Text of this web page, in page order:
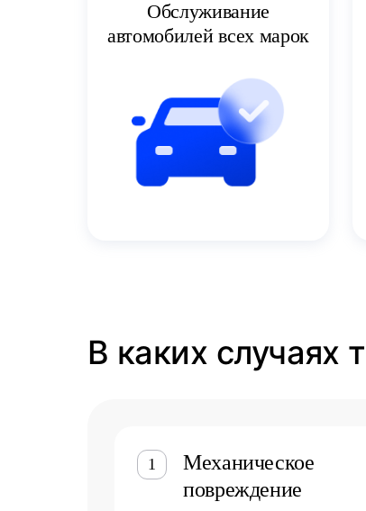
Обслуживание
автомобилей всех марок
В каких случаях
1
Механическое
повреждение